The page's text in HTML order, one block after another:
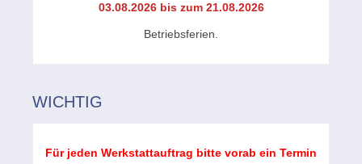
03.08.2026 bis zum 21.08.2026
Betriebsferien.
WICHTIG
Für jeden Werkstattauftrag bitte vorab ein Termin